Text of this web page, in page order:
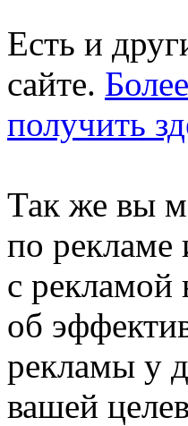
Есть и
сайте.
получить
Так же вы
по рекламе
с рекламой
об
рекламы у
вашей